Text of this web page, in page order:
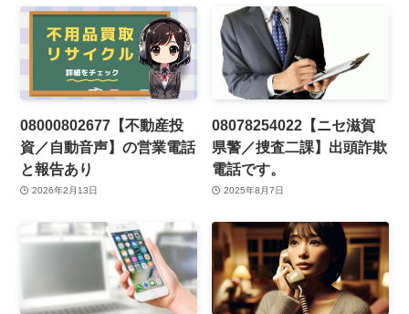
08000802677【不動産投
資／自動音声】の営業電話
と報告あり
2026年2月13日
08078254022【ニセ滋賀
県警／捜査二課】出頭詐欺
電話です。
2025年8月7日